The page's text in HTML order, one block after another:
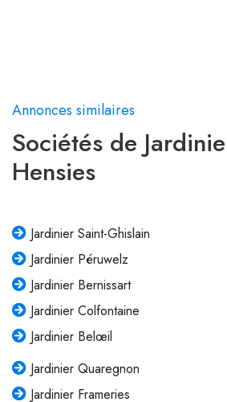
Annonces similaires
Sociétés de
Hensies
Jardinier Saint-Ghislain
Jardinier Péruwelz
Jardinier Bernissart
Jardinier Colfontaine
Jardinier Belœil
Jardinier Quaregnon
Jardinier Frameries